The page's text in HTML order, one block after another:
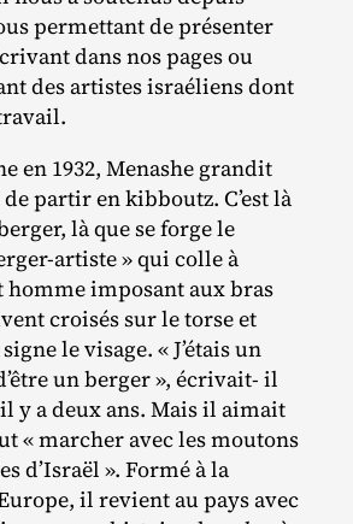
permettant de présenter
dans nos pages ou
des artistes israéliens dont
en 1932, Menashe grandit
partir en kibboutz. C’est là
là que se forge le
» qui colle à
homme imposant aux bras
croisés sur le torse et
le visage. « J’étais un
un berger », écrivait‐ il
y a deux ans. Mais il aimait
« marcher avec les moutons
d’Israël ». Formé à la
il revient au pays avec